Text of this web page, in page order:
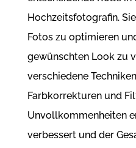
Hochzeitsfotografin.
Fotos zu optimieren
gewünschten Look zu
verschiedene
Farbkorrekturen und
Unvollkommenheiten
verbessert und der